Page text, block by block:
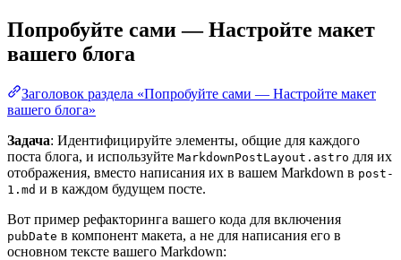
Попробуйте сами — Настройте макет
вашего блога
Заголовок раздела «Попробуйте сами — Настройте макет
вашего блога»
Задача: Идентифицируйте элементы, общие для каждого
поста блога, и используйте MarkdownPostLayout.astro для их
отображения, вместо написания их в вашем Markdown в post-
1.md и в каждом будущем посте.
Вот пример рефакторинга вашего кода для включения
pubDate в компонент макета, а не для написания его в
основном тексте вашего Markdown: